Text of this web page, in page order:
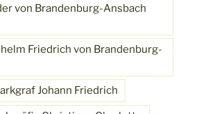
von Brandenburg-Ansbach
Friedrich von Brandenburg-
Johann Friedrich